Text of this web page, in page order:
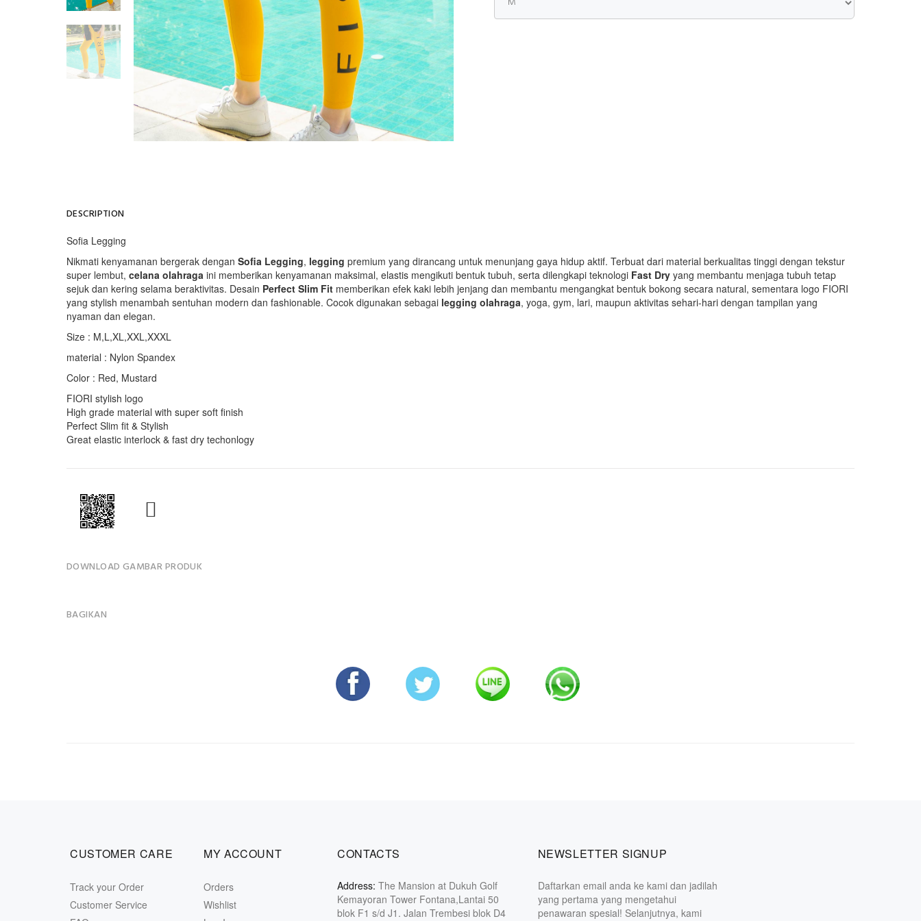
DESCRIPTION
Sofia Legging
Nikmati kenyamanan bergerak dengan Sofia Legging, legging premium yang dirancang untuk menunjang gaya hidup aktif. Terbuat dari material berkualitas tinggi dengan tekstur
super lembut, celana olahraga ini memberikan kenyamanan maksimal, elastis mengikuti bentuk tubuh, serta dilengkapi teknologi Fast Dry yang membantu menjaga tubuh tetap
sejuk dan kering selama beraktivitas. Desain Perfect Slim Fit memberikan efek kaki lebih jenjang dan membantu mengangkat bentuk bokong secara natural, sementara logo FIORI
yang stylish menambah sentuhan modern dan fashionable. Cocok digunakan sebagai legging olahraga, yoga, gym, lari, maupun aktivitas sehari-hari dengan tampilan yang
nyaman dan elegan.
Size : M,L,XL,XXL,XXXL
material : Nylon Spandex
Color : Red, Mustard
FIORI stylish logo
High grade material with super soft finish
Perfect Slim fit & Stylish
Great elastic interlock & fast dry techonlogy
DOWNLOAD GAMBAR PRODUK
BAGIKAN
CUSTOMER CARE
Track your Order
Customer Service
MY ACCOUNT
Orders
Wishlist
CONTACTS
Address: The Mansion at Dukuh Golf
Kemayoran Tower Fontana,Lantai 50
blok F1 s/d J1. Jalan Trembesi blok D4
NEWSLETTER SIGNUP
Daftarkan email anda ke kami dan jadilah
yang pertama yang mengetahui
penawaran spesial! Selanjutnya, kami